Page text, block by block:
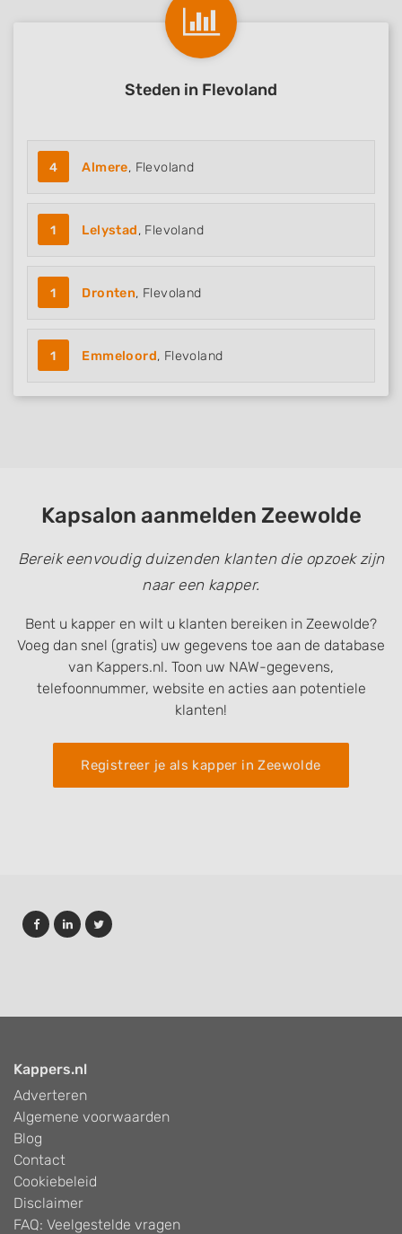
Steden in Flevoland
4 Almere, Flevoland
1 Lelystad, Flevoland
1 Dronten, Flevoland
1 Emmeloord, Flevoland
Kapsalon aanmelden Zeewolde
Bereik eenvoudig duizenden klanten die opzoek zijn
naar een kapper.
Bent u kapper en wilt u klanten bereiken in Zeewolde?
Voeg dan snel (gratis) uw gegevens toe aan de database
van Kappers.nl. Toon uw NAW-gegevens,
telefoonnummer, website en acties aan potentiele
klanten!
Registreer je als kapper in Zeewolde
Kappers.nl
Adverteren
Algemene voorwaarden
Blog
Contact
Cookiebeleid
Disclaimer
FAQ: Veelgestelde vragen